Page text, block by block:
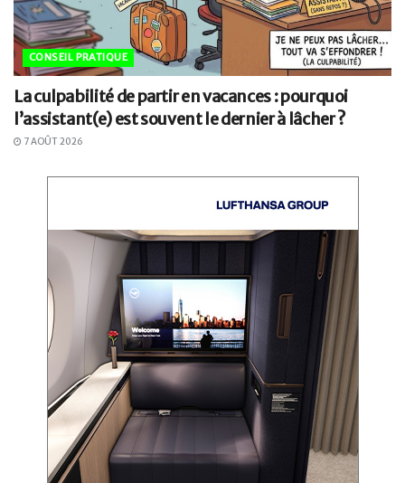
CONSEIL PRATIQUE
La culpabilité de partir en vacances : pourquoi
l’assistant(e) est souvent le dernier à lâcher ?
7 AOÛT 2026